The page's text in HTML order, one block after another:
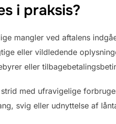
i praksis?
mangler ved aftalens
eller vildledende
eller
med ufravigelige
svig eller udnyttelse af